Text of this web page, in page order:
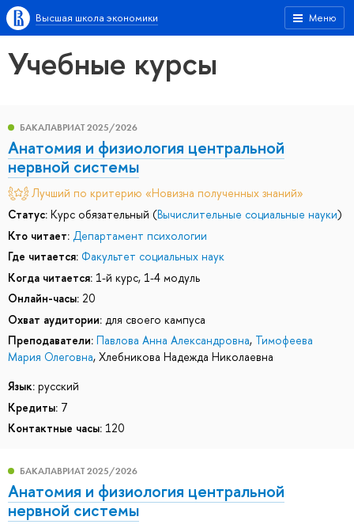
Меню
Высшая школа экономики
Учебные курсы
БАКАЛАВРИАТ 2025/2026
Анатомия и физиология центральной
нервной системы
Лучший по критерию «Новизна полученных знаний»
Статус: Курс обязательный (Вычислительные социальные науки)
Кто читает: Департамент психологии
Где читается: Факультет социальных наук
Когда читается: 1-й курс, 1-4 модуль
Онлайн-часы: 20
Охват аудитории: для своего кампуса
Преподаватели: Павлова Анна Александровна, Тимофеева
Мария Олеговна, Хлебникова Надежда Николаевна
Язык: русский
Кредиты: 7
Контактные часы: 120
БАКАЛАВРИАТ 2025/2026
Анатомия и физиология центральной
нервной системы